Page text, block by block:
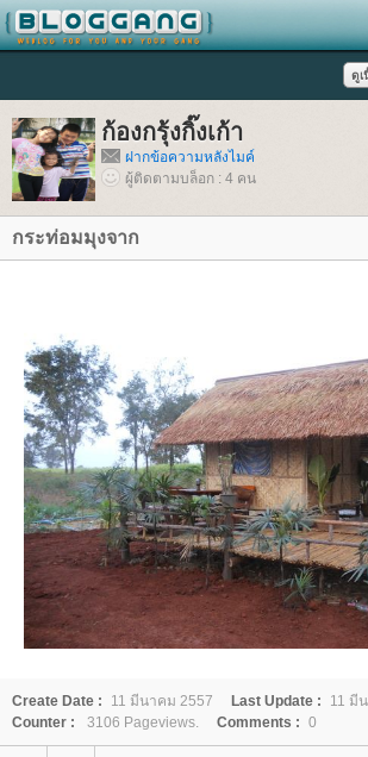
ก้องกรุ้งกิ๊งเก้า
ฝากข้อความหลังไมค์
ผู้ติดตามบล็อก : 4 คน
กระท่อมมุงจาก
Create Date : 11 มีนาคม 2557 Last Update :
11 มี
Counter :
3106 Pageviews. Comments : 0